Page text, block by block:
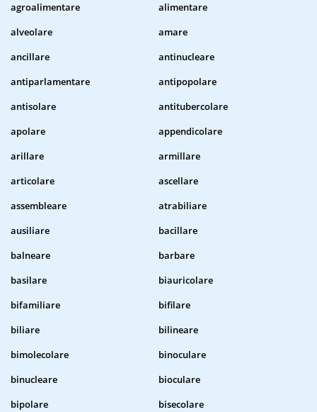
agroalimentare
alimentare
alveolare
amare
ancillare
antinucleare
antiparlamentare
antipopolare
antisolare
antitubercolare
apolare
appendicolare
arillare
armillare
articolare
ascellare
assembleare
atrabiliare
ausiliare
bacillare
balneare
barbare
basilare
biauricolare
bifamiliare
bifilare
biliare
bilineare
bimolecolare
binoculare
binucleare
bioculare
bipolare
bisecolare